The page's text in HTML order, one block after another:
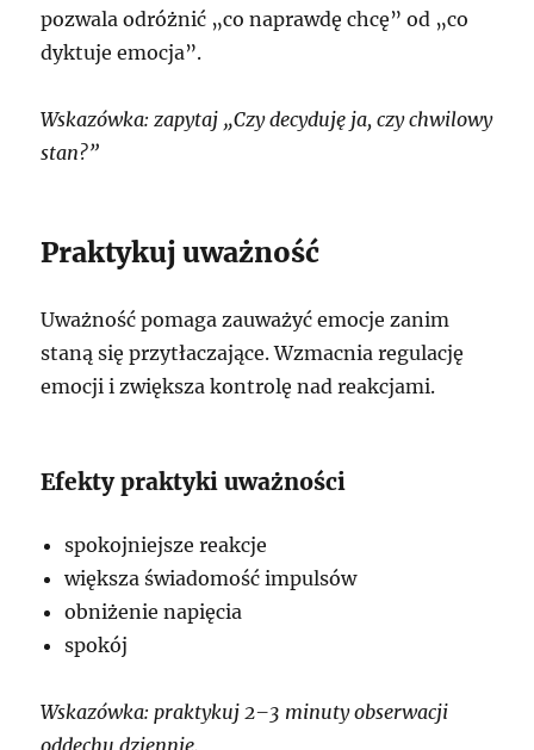
pozwala odróżnić „co naprawdę chcę” od „co
dyktuje emocja”.
Wskazówka: zapytaj „Czy decyduję ja, czy chwilowy
stan?”
Praktykuj uważność
Uważność pomaga zauważyć emocje zanim
staną się przytłaczające. Wzmacnia regulację
emocji i zwiększa kontrolę nad reakcjami.
Efekty praktyki uważności
spokojniejsze reakcje
większa świadomość impulsów
obniżenie napięcia
spokój
Wskazówka: praktykuj 2–3 minuty obserwacji